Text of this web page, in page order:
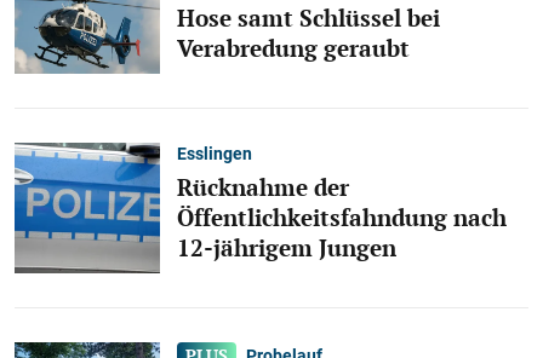
Hose samt Schlüssel bei
Verabredung geraubt
Esslingen
Rücknahme der
Öffentlichkeitsfahndung nach
12-jährigem Jungen